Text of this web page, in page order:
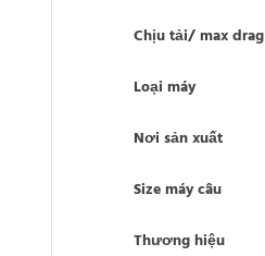
Chịu tải/ max drag
Loại máy
Nơi sản xuất
Size máy câu
Thương hiệu